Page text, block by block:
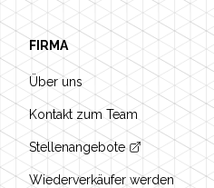
FIRMA
Über uns
Kontakt zum Team
Stellenangebote
Wiederverkäufer werden